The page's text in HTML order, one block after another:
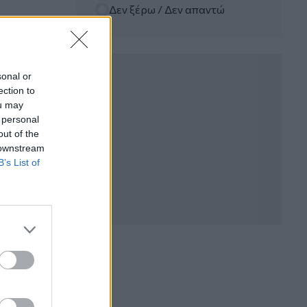
or
to
may
of the
List of
06.08.2026 - 12:22
Kavita Patel - PhARMA Innovation
Forum: Ένα στα πέντε καινοτόμα
Δεν ξέρω / Δεν απαντώ